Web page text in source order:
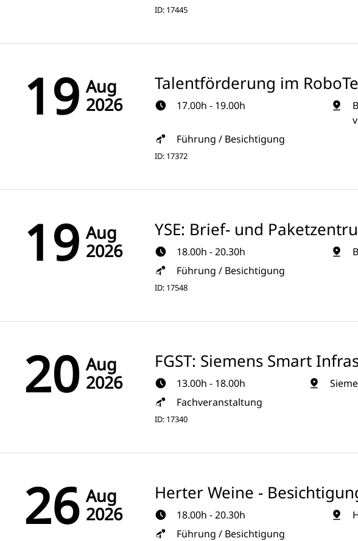
ID: 17445
19 Aug
2026
Talentförderung im
17.00h - 19.00h
Führung / Besichtigung
ID: 17372
19 Aug
2026
YSE: Brief- und
18.00h - 20.30h
Führung / Besichtigung
ID: 17548
20 Aug
2026
FGST: Siemens Smart
13.00h - 18.00h
Fachveranstaltung
ID: 17340
26 Aug
2026
Herter Weine -
18.00h - 20.30h
Führung / Besichtigung